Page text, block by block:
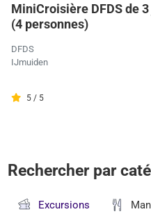
MiniCroisière DFDS de
(4 personnes)
DFDS
IJmuiden
5 / 5
Rechercher par
Excursions